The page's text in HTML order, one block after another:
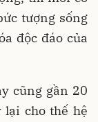
tượng sống
độc đáo của
cũng gần 20
lại cho thế hệ